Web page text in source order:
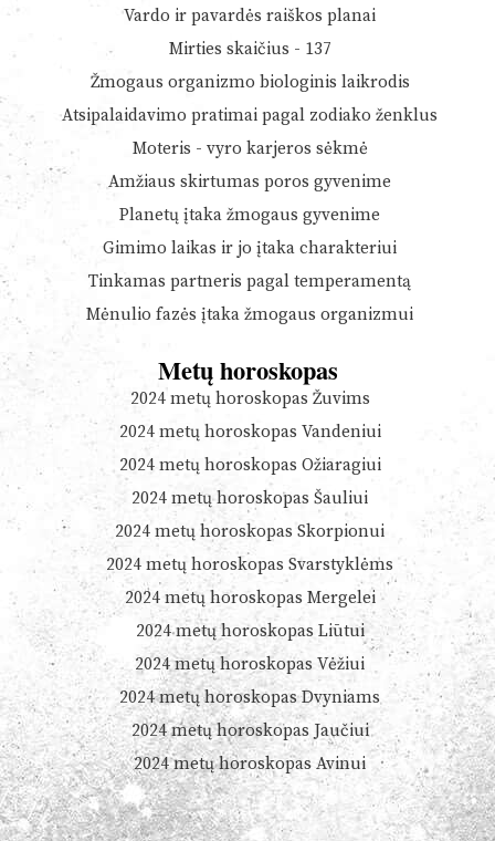
Vardo ir pavardės raiškos planai
Mirties skaičius - 137
Žmogaus organizmo biologinis laikrodis
Atsipalaidavimo pratimai pagal zodiako ženklus
Moteris - vyro karjeros sėkmė
Amžiaus skirtumas poros gyvenime
Planetų įtaka žmogaus gyvenime
Gimimo laikas ir jo įtaka charakteriui
Tinkamas partneris pagal temperamentą
Mėnulio fazės įtaka žmogaus organizmui
Metų horoskopas
2024 metų horoskopas Žuvims
2024 metų horoskopas Vandeniui
2024 metų horoskopas Ožiaragiui
2024 metų horoskopas Šauliui
2024 metų horoskopas Skorpionui
2024 metų horoskopas Svarstyklėms
2024 metų horoskopas Mergelei
2024 metų horoskopas Liūtui
2024 metų horoskopas Vėžiui
2024 metų horoskopas Dvyniams
2024 metų horoskopas Jaučiui
2024 metų horoskopas Avinui